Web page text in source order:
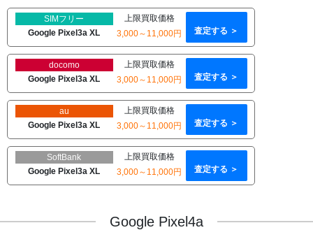
SIMフリー
Google Pixel3a XL
上限買取価格
3,000～11,000円
査定する ＞
docomo
Google Pixel3a XL
上限買取価格
3,000～11,000円
査定する ＞
au
Google Pixel3a XL
上限買取価格
3,000～11,000円
査定する ＞
SoftBank
Google Pixel3a XL
上限買取価格
3,000～11,000円
査定する ＞
Google Pixel4a